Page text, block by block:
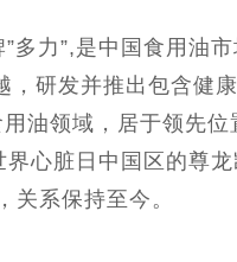
多力”,是中国食用油市
，研发并推出包含健
油领域，居于领先
心脏日中国区的尊
关系保持至今。